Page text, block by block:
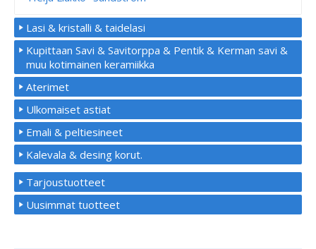
Lasi & kristalli & taidelasi
Kupittaan Savi & Savitorppa & Pentik & Kerman savi &
muu kotimainen keramiikka
Aterimet
Ulkomaiset astiat
Emali & peltiesineet
Kalevala & desing korut.
Tarjoustuotteet
Uusimmat tuotteet